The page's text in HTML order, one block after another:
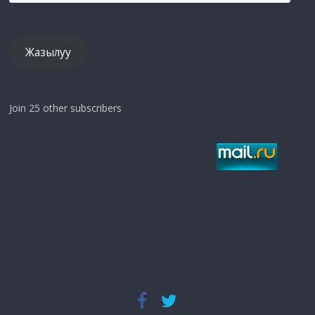
Жазылуу
Join 25 other subscribers